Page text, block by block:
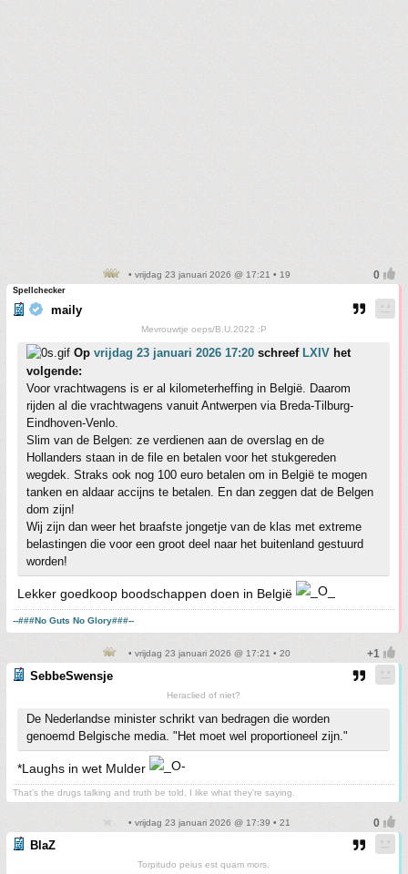
• vrijdag 23 januari 2026 @ 17:21 • 19
Spellchecker
maily
Mevrouwtje oeps/B.U.2022 :P
Op vrijdag 23 januari 2026 17:20 schreef LXIV het
volgende:
Voor vrachtwagens is er al kilometerheffing in België. Daarom
rijden al die vrachtwagens vanuit Antwerpen via Breda-Tilburg-
Eindhoven-Venlo.
Slim van de Belgen: ze verdienen aan de overslag en de
Hollanders staan in de file en betalen voor het stukgereden
wegdek. Straks ook nog 100 euro betalen om in België te mogen
tanken en aldaar accijns te betalen. En dan zeggen dat de Belgen
dom zijn!
Wij zijn dan weer het braafste jongetje van de klas met extreme
belastingen die voor een groot deel naar het buitenland gestuurd
worden!
Lekker goedkoop boodschappen doen in België
--###No Guts No Glory###--
• vrijdag 23 januari 2026 @ 17:21 • 20
SebbeSwensje
Heraclied of niet?
De Nederlandse minister schrikt van bedragen die worden
genoemd Belgische media. "Het moet wel proportioneel zijn."
*Laughs in wet Mulder
That's the drugs talking and truth be told, I like what they're saying.
• vrijdag 23 januari 2026 @ 17:39 • 21
BlaZ
Torpitudo peius est quam mors.